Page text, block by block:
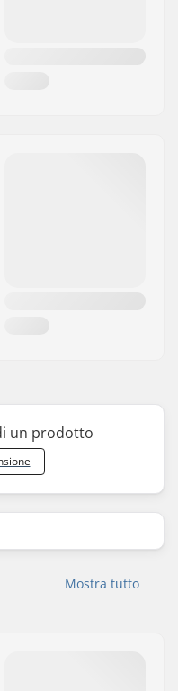
un prodotto
Mostra tutto